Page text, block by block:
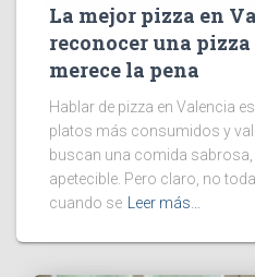
La mejor pizza en
reconocer una
merece la pena
Hablar de pizza en Valencia
platos más consumidos y
buscan una comida
apetecible. Pero claro, no
cuando se
Leer más…